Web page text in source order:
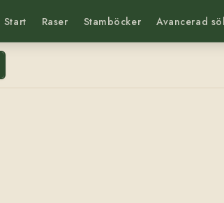
Start Raser Stamböcker Avancerad